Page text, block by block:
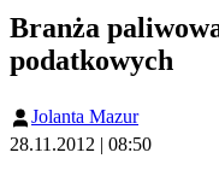
Branża
podatkowych
Jolanta Mazur
28.11.2012 | 08:50